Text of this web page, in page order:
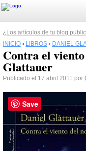
¿Los artículos de tu blog
INICIO › LIBROS › DANIEL
Contra el
Glattauer
Publicado el 17 abril 2011 por
Save